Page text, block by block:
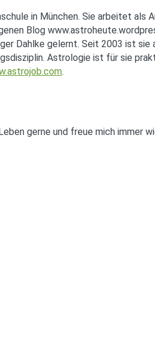
in München. Sie arbeitet als
Blog
Dahlke gelernt. Seit 2003 ist sie
Astrologie ist für sie
.
gerne und freue mich immer